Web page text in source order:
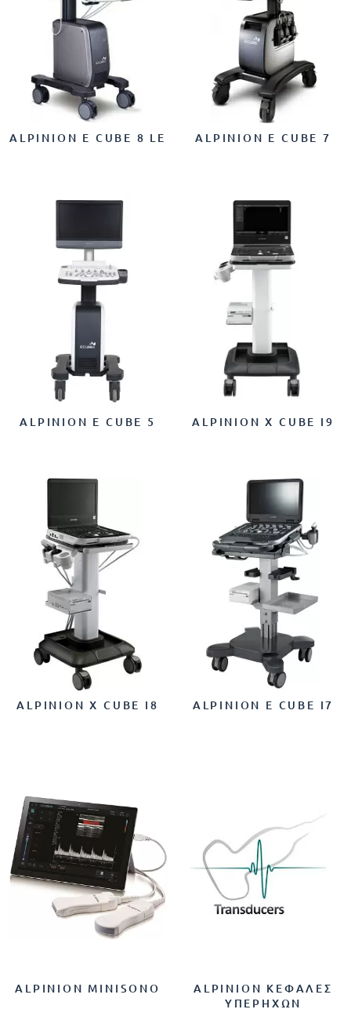
ALPINION E CUBE 8 LE ALPINION E CUBE 7
ALPINION E CUBE 5 ALPINION X CUBE I9
ALPINION X CUBE I8 ALPINION E CUBE I7
ALPINION MINISONO
ALPINION ΚΕΦΑΛΈΣ
ΥΠΕΡΉΧΩΝ